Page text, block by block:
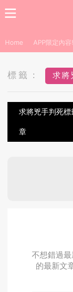
Home APP限定內容!
標籤： 求將
求將兇手判死
章
不想錯過
的最新文